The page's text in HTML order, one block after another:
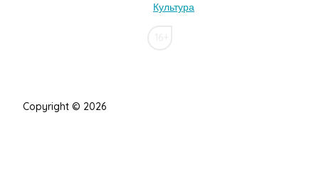
Культура
Copyright © 2026